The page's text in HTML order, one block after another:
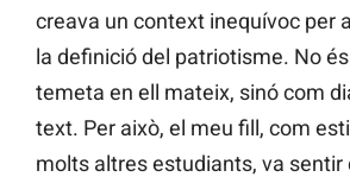
creava un context inequívoc per
la definició del patriotisme. No
temeta en ell mateix, sinó com
text. Per això, el meu fill, com
molts altres estudiants, va sentir